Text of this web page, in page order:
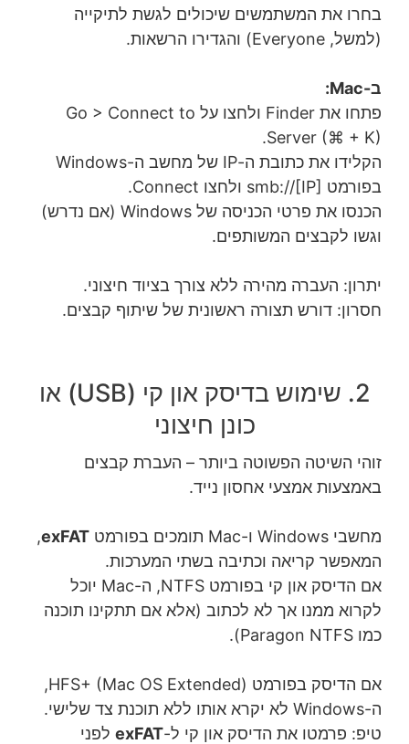
בחרו את המשתמשים שיכולים לגשת לתיקייה
(למשל, Everyone) והגדירו הרשאות.
ב-Mac:
פתחו את Finder ולחצו על Go > Connect to
Server (⌘ + K).
הקלידו את כתובת ה-IP של מחשב ה-Windows
בפורמט smb://[IP] ולחצו Connect.
הכנסו את פרטי הכניסה של Windows (אם נדרש)
וגשו לקבצים המשותפים.
יתרון: העברה מהירה ללא צורך בציוד חיצוני.
חסרון: דורש תצורה ראשונית של שיתוף קבצים.
2. שימוש בדיסק און קי (USB) או
כונן חיצוני
זוהי השיטה הפשוטה ביותר – העברת קבצים
באמצעות אמצעי אחסון נייד.
מחשבי Windows ו-Mac תומכים בפורמט exFAT
,
המאפשר קריאה וכתיבה בשתי המערכות.
אם הדיסק און קי בפורמט NTFS, ה-Mac יוכל
לקרוא ממנו אך לא לכתוב (אלא אם תתקינו תוכנה
כמו Paragon NTFS).
אם הדיסק בפורמט HFS+ (Mac OS Extended),
ה-Windows לא יקרא אותו ללא תוכנת צד שלישי.
טיפ: פרמטו את הדיסק און קי ל-exFAT לפני